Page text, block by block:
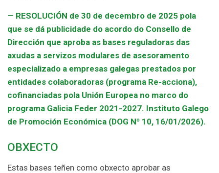
— RESOLUCIÓN de 30 de decembro de 2025 pola
que se dá publicidade do acordo do Consello de
Dirección que aproba as bases reguladoras das
axudas a servizos modulares de asesoramento
especializado a empresas galegas prestados por
entidades colaboradoras (programa Re-acciona),
cofinanciadas pola Unión Europea no marco do
programa Galicia Feder 2021-2027. Instituto Galego
de Promoción Económica (DOG Nº 10, 16/01/2026).
OBXECTO
Estas bases teñen como obxecto aprobar as